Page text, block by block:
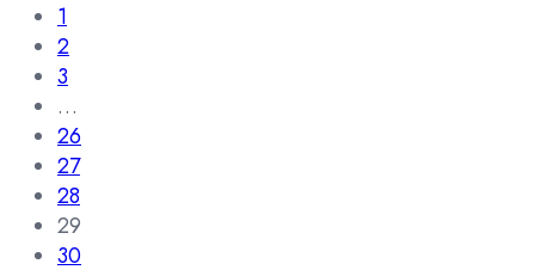
1
2
3
…
26
27
28
29
30